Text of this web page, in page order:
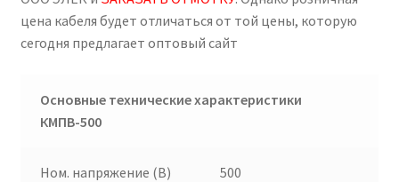
цена кабеля будет отличаться от той цены, которую
сегодня предлагает оптовый сайт
Основные технические характеристики
КМПВ-500
Ном. напряжение (В) 500